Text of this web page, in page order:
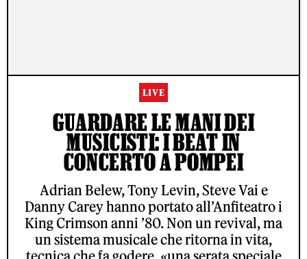
LIVE
GUARDARE LE MANI DEI
MUSICISTI: I BEAT IN
CONCERTO A POMPEI
Adrian Belew, Tony Levin, Steve Vai e
Danny Carey hanno portato all’Anfiteatro i
King Crimson anni ’80. Non un revival, ma
un sistema musicale che ritorna in vita,